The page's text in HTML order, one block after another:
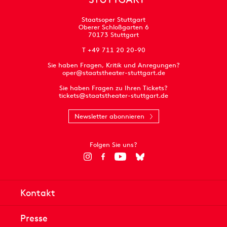
Staatsoper Stuttgart
Oberer Schloßgarten 6
70173 Stuttgart
T +49 711 20 20-90
Sie haben Fragen, Kritik und Anregungen?
oper@staatstheater-stuttgart.de
Sie haben Fragen zu Ihren Tickets?
tickets@staatstheater-stuttgart.de
Newsletter abonnieren
Folgen Sie uns?
Kontakt
Presse